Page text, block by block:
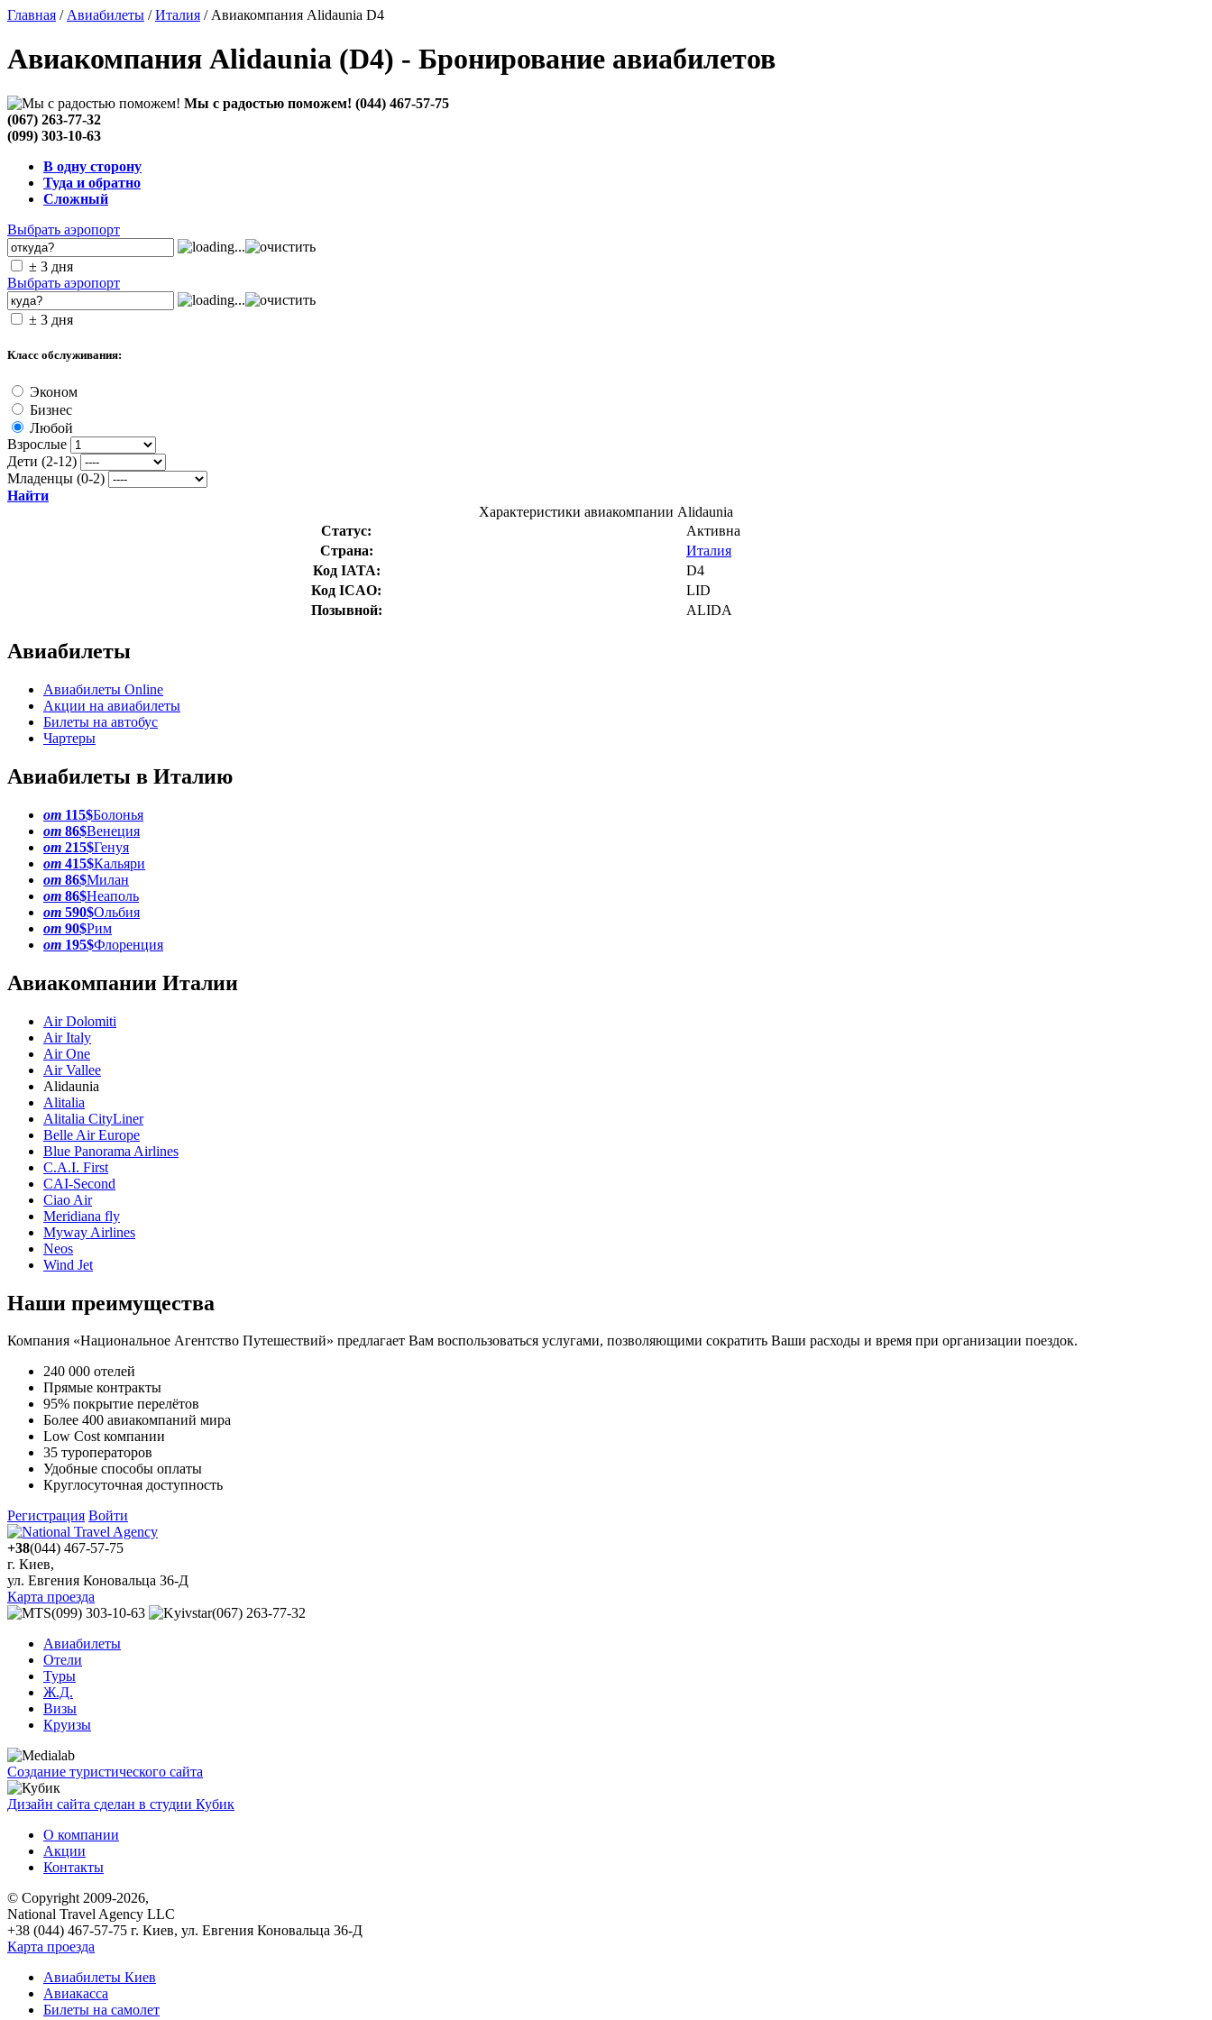
Главная / Авиабилеты /Италия / Авиакомпания Alidaunia D4
Авиакомпания Alidaunia (D4) - Бронирование авиабилетов
Мы с радостью поможем! (044) 467-57-75
(067) 263-77-32
(099) 303-10-63
В одну сторону
Туда и обратно
Сложный
Выбрать аэропорт
± 3 дня
Выбрать аэропорт
± 3 дня
Класс обслуживания:
Эконом
Бизнес
Любой
Взрослые
Дети (2-12)
Младенцы (0-2)
Найти
Характеристики авиакомпании Alidaunia
Статус:
Активна
Страна:
Италия
Код IATA:
D4
Код ICAO:
LID
Позывной:
ALIDA
Авиабилеты
Авиабилеты Online
Акции на авиабилеты
Билеты на автобус
Чартеры
Авиабилеты в Италию
от 115$Болонья
от 86$Венеция
от 215$Генуя
от 415$Кальяри
от 86$Милан
от 86$Неаполь
от 590$Ольбия
от 90$Рим
от 195$Флоренция
Авиакомпании Италии
Air Dolomiti
Air Italy
Air One
Air Vallee
Alidaunia
Alitalia
Alitalia CityLiner
Belle Air Europe
Blue Panorama Airlines
C.A.I. First
CAI-Second
Ciao Air
Meridiana fly
Myway Airlines
Neos
Wind Jet
Наши преимущества
Компания «Национальное Агентство Путешествий» предлагает Вам воспользоваться услугами, позволяющими сократить Ваши расходы и время при организации поездок.
240 000 отелей
Прямые контракты
95% покрытие перелётов
Более 400 авиакомпаний мира
Low Cost компании
35 туроператоров
Удобные способы оплаты
Круглосуточная доступность
Регистрация Войти
+38(044) 467-57-75
г. Киев,
ул. Евгения Коновальца 36-Д
Карта проезда
(099) 303-10-63
(067) 263-77-32
Авиабилеты
Отели
Туры
Ж.Д.
Визы
Круизы
Создание туристического сайта
Дизайн сайта сделан в студии Кубик
О компании
Акции
Контакты
© Copyright 2009-2026,
National Travel Agency LLC
+38 (044) 467-57-75 г. Киев, ул. Евгения Коновальца 36-Д
Карта проезда
Авиабилеты Киев
Авиакасса
Билеты на самолет